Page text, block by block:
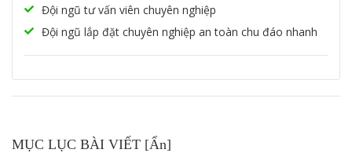
Đội ngũ tư vấn viên chuyên nghiệp
Đội ngũ lắp đặt chuyên nghiệp an toàn chu đáo nhanh
MỤC LỤC BÀI VIẾT [Ẩn]